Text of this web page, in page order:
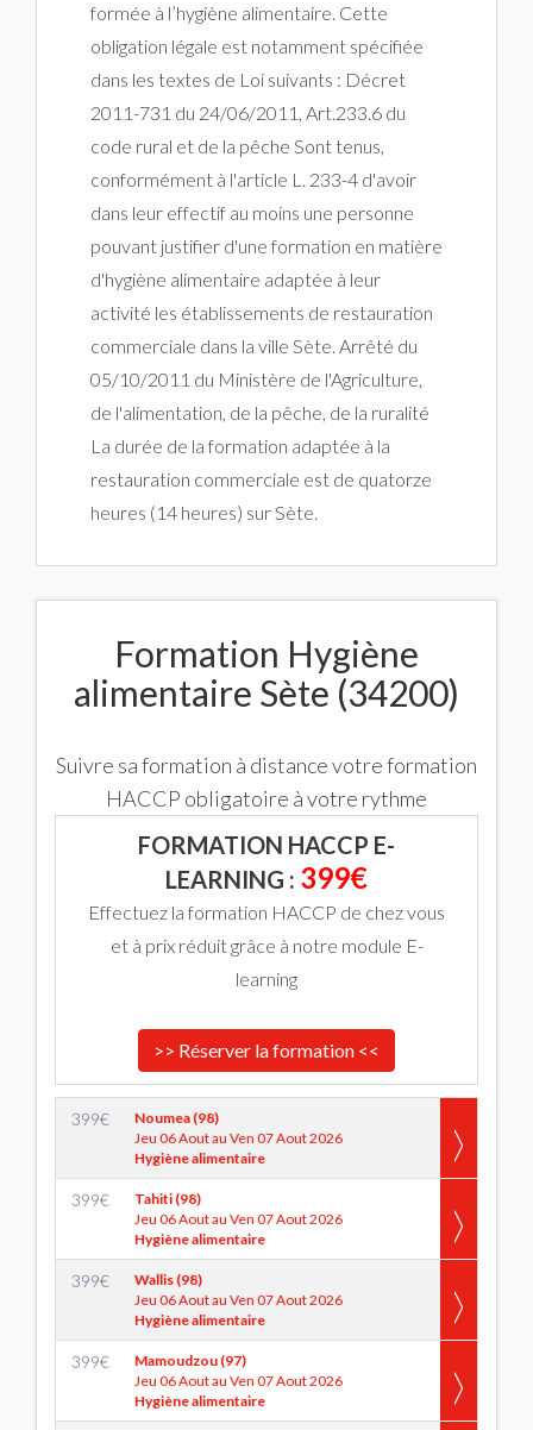
formée à l’hygiène alimentaire. Cette
obligation légale est notamment spécifiée
dans les textes de Loi suivants : Décret
2011-731 du 24/06/2011, Art.233.6 du
code rural et de la pêche Sont tenus,
conformément à l'article L. 233-4 d'avoir
dans leur effectif au moins une personne
pouvant justifier d'une formation en matière
d'hygiène alimentaire adaptée à leur
activité les établissements de restauration
commerciale dans la ville Sète. Arrêté du
05/10/2011 du Ministère de l'Agriculture,
de l'alimentation, de la pêche, de la ruralité
La durée de la formation adaptée à la
restauration commerciale est de quatorze
heures (14 heures) sur Sète.
Formation Hygiène
alimentaire Sète (34200)
Suivre sa formation à distance votre formation
HACCP obligatoire à votre rythme
FORMATION HACCP E-
LEARNING : 399€
Effectuez la formation HACCP de chez vous
et à prix réduit grâce à notre module E-
learning
>> Réserver la formation <<
399€
Noumea (98)
Jeu 06 Aout au Ven 07 Aout 2026
Hygiène alimentaire
399€
Tahiti (98)
Jeu 06 Aout au Ven 07 Aout 2026
Hygiène alimentaire
399€
Wallis (98)
Jeu 06 Aout au Ven 07 Aout 2026
Hygiène alimentaire
399€
Mamoudzou (97)
Jeu 06 Aout au Ven 07 Aout 2026
Hygiène alimentaire